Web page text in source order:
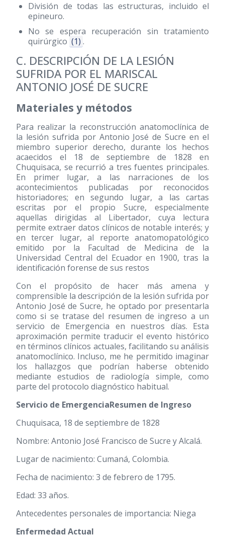
División de todas las estructuras, incluido el
epineuro.
No se espera recuperación sin tratamiento
quirúrgico (1) .
C. DESCRIPCIÓN DE LA LESIÓN
SUFRIDA POR EL MARISCAL
ANTONIO JOSÉ DE SUCRE
Materiales y métodos
Para realizar la reconstrucción anatomoclínica de
la lesión sufrida por Antonio José de Sucre en el
miembro superior derecho, durante los hechos
acaecidos el 18 de septiembre de 1828 en
Chuquisaca, se recurrió a tres fuentes principales.
En primer lugar, a las narraciones de los
acontecimientos publicadas por reconocidos
historiadores; en segundo lugar, a las cartas
escritas por el propio Sucre, especialmente
aquellas dirigidas al Libertador, cuya lectura
permite extraer datos clínicos de notable interés; y
en tercer lugar, al reporte anatomopatológico
emitido por la Facultad de Medicina de la
Universidad Central del Ecuador en 1900, tras la
identificación forense de sus restos
Con el propósito de hacer más amena y
comprensible la descripción de la lesión sufrida por
Antonio José de Sucre, he optado por presentarla
como si se tratase del resumen de ingreso a un
servicio de Emergencia en nuestros días. Esta
aproximación permite traducir el evento histórico
en términos clínicos actuales, facilitando su análisis
anatomoclínico. Incluso, me he permitido imaginar
los hallazgos que podrían haberse obtenido
mediante estudios de radiología simple, como
parte del protocolo diagnóstico habitual.
Servicio de EmergenciaResumen de Ingreso
Chuquisaca, 18 de septiembre de 1828
Nombre: Antonio José Francisco de Sucre y Alcalá.
Lugar de nacimiento: Cumaná, Colombia.
Fecha de nacimiento: 3 de febrero de 1795.
Edad: 33 años.
Antecedentes personales de importancia: Niega
Enfermedad Actual